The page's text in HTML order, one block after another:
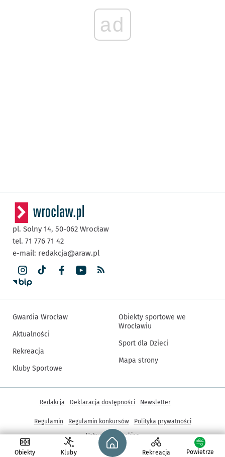
ad
Obiekty Kluby
Strona główna - wroclaw.pl
Rekreacja Powietrze
pl. Solny 14, 50-062 Wrocław
tel. 71 776 71 42
e-mail: redakcja@araw.pl
Gwardia Wrocław
Aktualności
Rekreacja
Kluby Sportowe
Obiekty sportowe we
Wrocławiu
Sport dla Dzieci
Mapa strony
© Copyright 2005-2026, ARAW S.A., Gmina Wrocław
Inne informacje
Redakcja Deklaracja dostępności Newsletter
Regulamin Regulamin konkursów
Polityka prywatności
Ustawienia cookies